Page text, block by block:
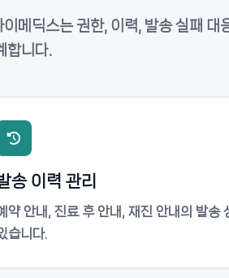
메딕스는 권한, 이력, 발송 실패 대
합니다.
송 이력 관리
약 안내, 진료 후 안내, 재진 안내의 발송
습니다.